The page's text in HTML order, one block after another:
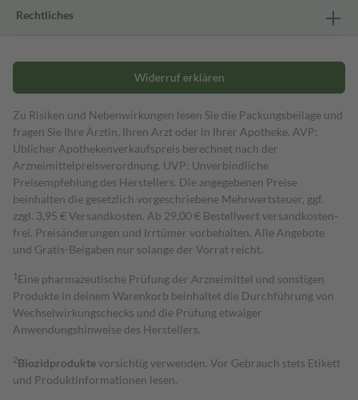
Rechtliches
Widerruf erklären
Zu Risiken und Nebenwirkungen lesen Sie die Packungsbeilage und
fragen Sie Ihre Ärztin, Ihren Arzt oder in Ihrer Apotheke. AVP:
Üblicher Apothekenverkaufspreis berechnet nach der
Arzneimittelpreisverordnung. UVP: Unverbindliche
Preisempfehlung des Herstellers. Die angegebenen Preise
beinhalten die gesetzlich vorgeschriebene Mehrwertsteuer, ggf.
zzgl. 3,95 € Versandkosten. Ab 29,00 € Bestell­wert versand­kosten­
frei. Preisänderungen und Irrtümer vorbehalten. Alle Angebote
und Gratis-Beigaben nur solange der Vorrat reicht.
1 Eine pharmazeutische Prüfung der Arzneimittel und sonstigen
Produkte in deinem Warenkorb beinhaltet die Durchführung von
Wechselwirkungschecks und die Prüfung etwaiger
Anwendungshinweise des Herstellers.
2Biozidproduktevorsichtig verwenden. Vor Gebrauch stets Etikett
und Produktinformationen lesen.